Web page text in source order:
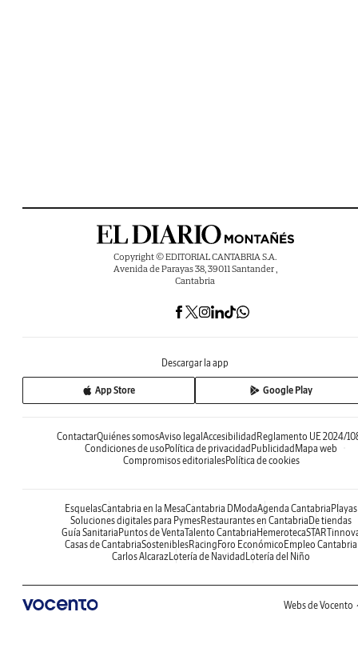
Copyright © EDITORIAL CANTABRIA S.A.
Avenida de Parayas 38, 39011 Santander ,
Cantabria
Descargar la app
App Store Google Play
ContactarQuiénes somosAviso legal Accesibilidad Reglamento UE 2024/
Condiciones de uso Política de privacidad Publicidad Mapa web
Compromisos editorialesPolítica de cookies
EsquelasCantabria en la MesaCantabria DModaAgenda Cantabria Playas
Soluciones digitales para PymesRestaurantes en Cantabria De tiendas
Guía Sanitaria Puntos de VentaTalento Cantabria Hemeroteca
Casas de CantabriaSosteniblesRacing Foro Económico Empleo Cantabria
Carlos Alcaraz Lotería de Navidad Lotería del Niño
Webs de Vocento